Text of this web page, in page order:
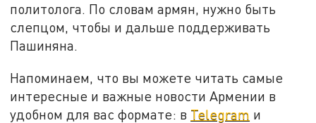
политолога. По словам армян, нужно быть
слепцом, чтобы и дальше поддерживать
Пашиняна.
Напоминаем, что вы можете читать самые
интересные и важные новости Армении в
удобном для вас формате: в Telegram и